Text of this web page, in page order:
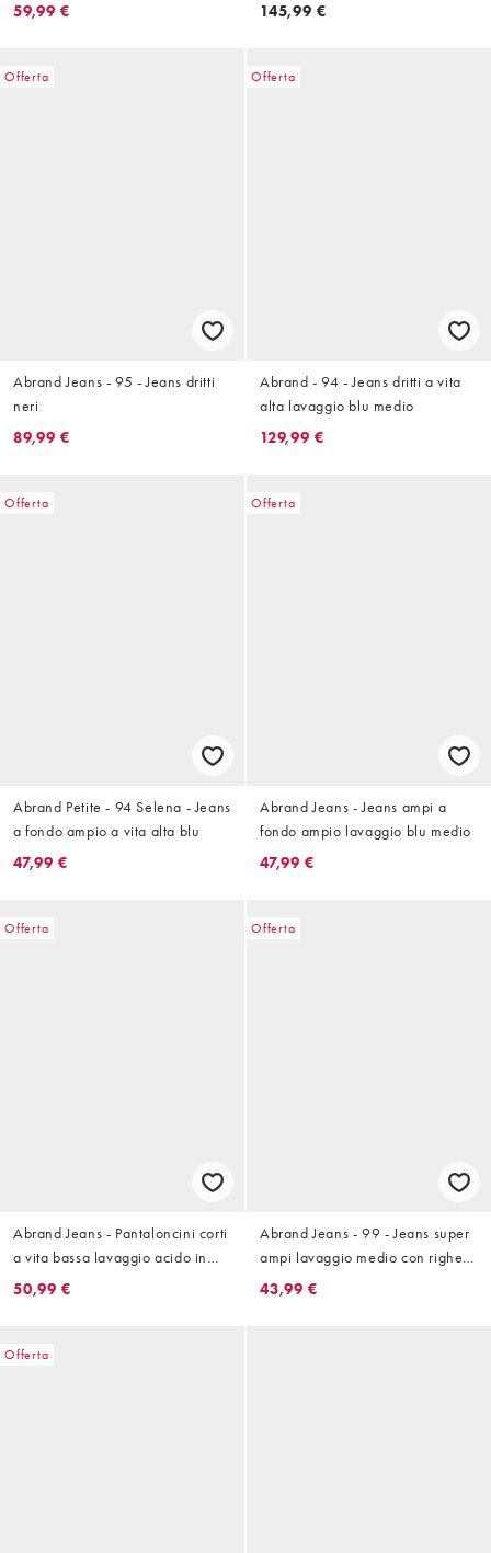
59,99 € 145,99 €
Offerta
Abrand Jeans - 95 - Jeans dritti
neri
89,99 €
Offerta
Abrand - 94 - Jeans dritti a vita
alta lavaggio blu medio
129,99 €
Offerta
Abrand Petite - 94 Selena - Jeans
a fondo ampio a vita alta blu
47,99 €
Offerta
Abrand Jeans - Jeans ampi a
fondo ampio lavaggio blu medio
47,99 €
Offerta
Abrand Jeans - Pantaloncini corti
a vita bassa lavaggio acido in
coordinato
50,99 €
Offerta
Abrand Jeans - 99 - Jeans super
ampi lavaggio medio con righe
laterali
43,99 €
Offerta